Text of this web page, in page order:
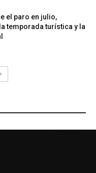
el paro en julio,
temporada turística y la